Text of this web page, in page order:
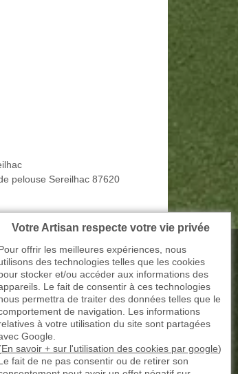
pelouse Sereilhac 87620
Votre Artisan respecte votre vie privée
offrir les meilleures expériences, nous
des technologies telles que les cookies
stocker et/ou accéder aux informations des
Le fait de consentir à ces technologies
permettra de traiter des données telles que le
de navigation. Les informations
à votre utilisation du site sont partagées
Google.
En savoir + sur l'utilisation des cookies par google)
fait de ne pas consentir ou de retirer son